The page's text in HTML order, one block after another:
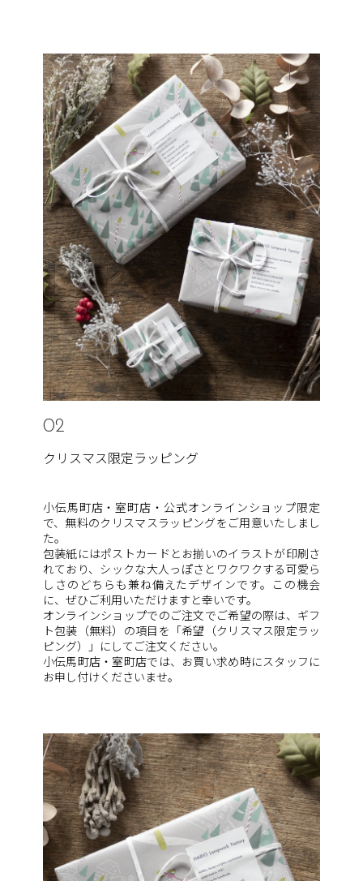
02
クリスマス限定ラッピング
小伝馬町店・室町店・公式オンラインショップ限定
で、無料のクリスマスラッピングをご用意いたしまし
た。
包装紙にはポストカードとお揃いのイラストが印刷さ
れており、シックな大人っぽさとワクワクする可愛ら
しさのどちらも兼ね備えたデザインです。この機会
に、ぜひご利用いただけますと幸いです。
オンラインショップでのご注文でご希望の際は、ギフ
ト包装（無料）の項目を「希望（クリスマス限定ラッ
ピング）」にしてご注文ください。
小伝馬町店・室町店では、お買い求め時にスタッフに
お申し付けくださいませ。